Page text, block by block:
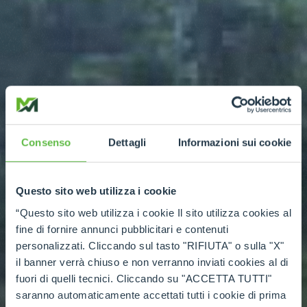
Consenso Dettagli Informazioni sui cookie
Questo sito web utilizza i cookie
“Questo sito web utilizza i cookie Il sito utilizza cookies al
fine di fornire annunci pubblicitari e contenuti
personalizzati. Cliccando sul tasto "RIFIUTA" o sulla "X"
il banner verrà chiuso e non verranno inviati cookies al di
fuori di quelli tecnici. Cliccando su "ACCETTA TUTTI"
saranno automaticamente accettati tutti i cookie di prima